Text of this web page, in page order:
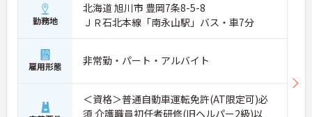
勤務地
北海道 旭川市 豊岡7条8-5-8
ＪＲ石北本線「南永山駅」バス・車7分
雇用形態 非常勤・パート・アルバイト
＜資格＞普通自動車運転免許(AT限定可)必
須 介護職員初任者研修(旧ヘルパー2級)以